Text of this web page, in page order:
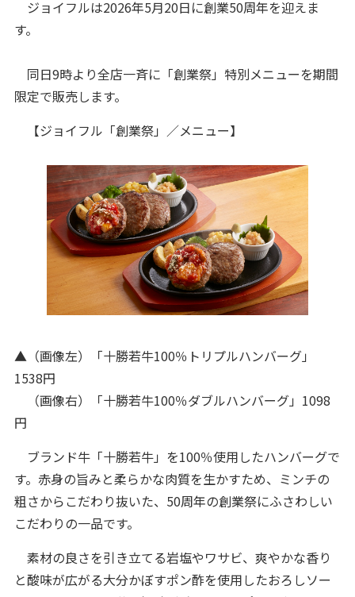
ジョイフルは2026年5⽉20⽇に創業50周年を迎えま
す。
同⽇9時より全店一斉に「創業祭」特別メニューを期間
限定で販売します。
【ジョイフル「創業祭」／メニュー】
▲（画像左）「⼗勝若⽜100％トリプルハンバーグ」
1538円
（画像右）「⼗勝若⽜100％ダブルハンバーグ」1098
円
ブランド⽜「⼗勝若⽜」を100％使⽤したハンバーグで
す。赤身の旨みと柔らかな肉質を生かすため、ミンチの
粗さからこだわり抜いた、50周年の創業祭にふさわしい
こだわりの⼀品です。
素材の良さを引き⽴てる岩塩やワサビ、爽やかな⾹り
と酸味が広がる⼤分かぼすポン酢を使⽤したおろしソー